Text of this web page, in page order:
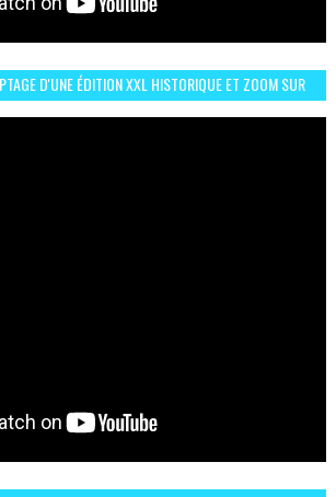
D'UNE ÉDITION XXL HISTORIQUE ET ZOOM SUR